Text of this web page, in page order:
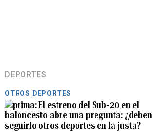
DEPORTES
OTROS DEPORTES
El estreno del Sub-20 en el
baloncesto abre una pregunta: ¿deben
seguirlo otros deportes en la justa?